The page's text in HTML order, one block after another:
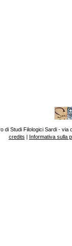
di Studi Filologici Sardi - via
credits | Informativa sulla